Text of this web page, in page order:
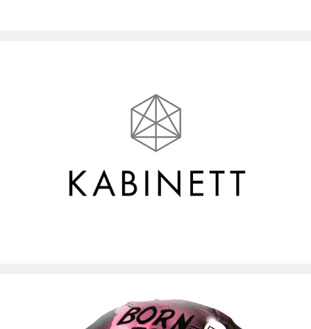
Corporate identity